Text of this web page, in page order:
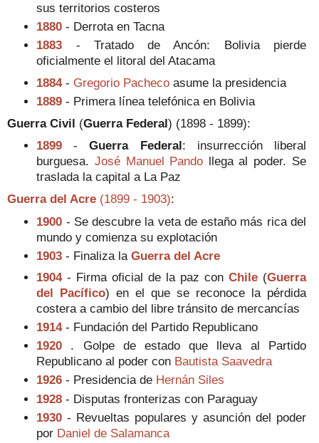
sus territorios costeros
1880- Derrota en Tacna
1883 - Tratado de Ancón: Bolivia pierde
oficialmente el litoral del Atacama
1884- Gregorio Pacheco asume la presidencia
1889- Primera línea telefónica en Bolivia
Guerra Civil (Guerra Federal) (1898 - 1899):
1899-Guerra Federal: insurrección liberal
burguesa. José Manuel Pando llega al poder. Se
traslada la capital a La Paz
Guerra del Acre (1899 - 1903):
1900 - Se descubre la veta de estaño más rica del
mundo y comienza su explotación
1903- Finaliza laGuerra del Acre
1904- Firma oficial de la paz con Chile (Guerra
del Pacífico) en el que se reconoce la pérdida
costera a cambio del libre tránsito de mercancías
1914- Fundación del Partido Republicano
1920 . Golpe de estado que lleva al Partido
Republicano al poder con Bautista Saavedra
1926- Presidencia de Hernán Siles
1928- Disputas fronterizas con Paraguay
1930- Revueltas populares y asunción del poder
por Daniel de Salamanca